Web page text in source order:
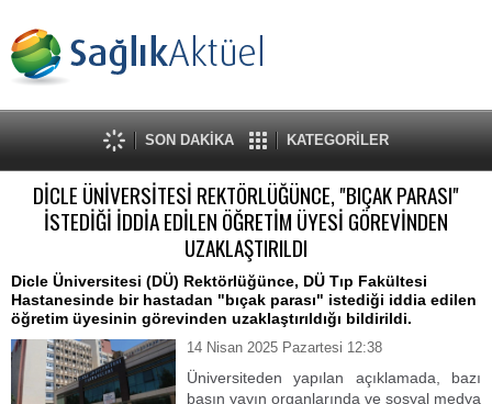
SON DAKİKA KATEGORİLER
DİCLE ÜNİVERSİTESİ REKTÖRLÜĞÜNCE, "BIÇAK PARASI"
İSTEDİĞİ İDDİA EDİLEN ÖĞRETİM ÜYESİ GÖREVİNDEN
UZAKLAŞTIRILDI
Dicle Üniversitesi (DÜ) Rektörlüğünce, DÜ Tıp Fakültesi
Hastanesinde bir hastadan "bıçak parası" istediği iddia edilen
öğretim üyesinin görevinden uzaklaştırıldığı bildirildi.
14 Nisan 2025 Pazartesi 12:38
Üniversiteden yapılan açıklamada, bazı
basın yayın organlarında ve sosyal medya